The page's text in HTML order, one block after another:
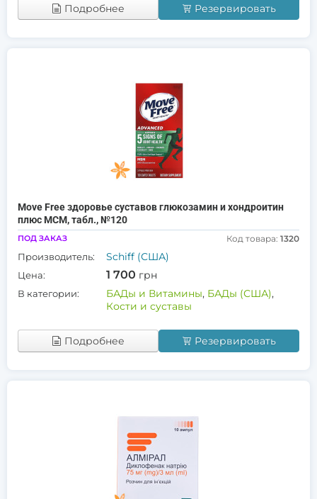
Подробнее Резервировать
Move Free здоровье суставов глюкозамин и хондроитин
плюс МСМ, табл., №120
ПОД ЗАКАЗ Код товара: 1320
Производитель: Schiff (США)
Цена: 1 700 грн
В категории: БАДы и Витамины, БАДы (США),
Кости и суставы
Подробнее Резервировать